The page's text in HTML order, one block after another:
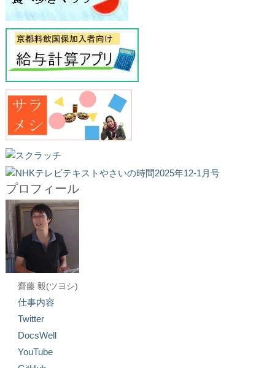
プロフィール
齋藤 毅(ツヨシ)
仕事内容
Twitter
DocsWell
YouTube